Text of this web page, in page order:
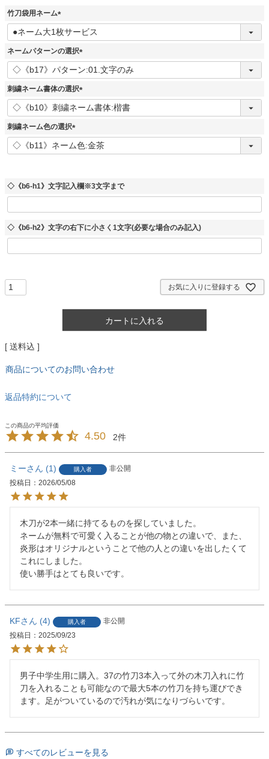
竹刀袋用ネーム
(
必
須
ネームパターンの選択
(
必
須
刺繍ネーム書体の選択
(
刺繍ネーム色の選択
(
必
◇《b6-h1》文字記入欄※3文字まで
◇《b6-h2》文字の右下に小さく1文字(必要な場合のみ記入)
お気に入りに登録する
カートに入れる
送料込
商品についてのお問い合わせ
返品特約について
4.50 2
ミー 1 購入者
非公開
投稿日
2026/05/08
木刀が2本一緒に持てるものを探していました。
ネームが無料で可愛く入ることが他の物との違いで、また、
炎形はオリジナルということで他の人との違いを出したくて
これにしました。
使い勝手はとても良いです。
KF 4 購入者
非公開
投稿日
2025/09/23
男子中学生用に購入。37の竹刀3本入って外の木刀入れに竹
刀を入れることも可能なので最大5本の竹刀を持ち運びでき
ます。足がついているので汚れが気になりづらいです。
すべてのレビューを見る